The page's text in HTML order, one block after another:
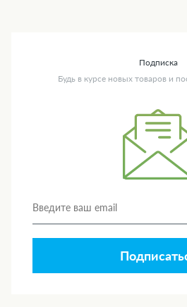
Подписка
Будь в курсе новых товаров и